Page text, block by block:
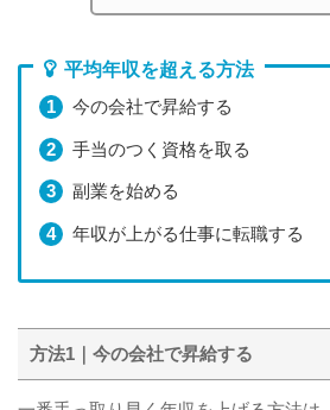
平均年収を超える方法
今の会社で昇給する
手当のつく資格を取る
副業を始める
年収が上がる仕事に転職する
方法1｜今の会社で昇給する